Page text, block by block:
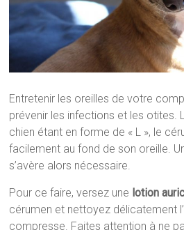
Entretenir les oreilles de votre
prévenir les infections et les otites.
chien étant en forme de « L », le
facilement au fond de son oreille.
s’avère alors nécessaire.
Pour ce faire, versez une lotion
cérumen et nettoyez délicatement
compresse. Faites attention à ne